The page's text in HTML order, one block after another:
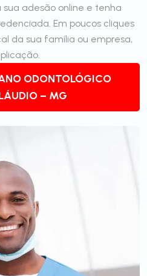
sua adesão online e tenha
Em poucos cliques
da sua família ou empresa,
ODONTOLÓGICO
– MG